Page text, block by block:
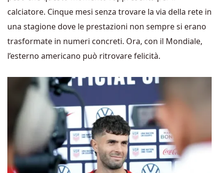
calciatore. Cinque mesi senza trovare la via della rete in
una stagione dove le prestazioni non sempre si erano
trasformate in numeri concreti. Ora, con il Mondiale,
l’esterno americano può ritrovare felicità.